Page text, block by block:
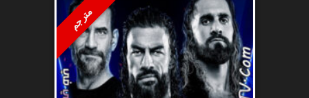
مترجم